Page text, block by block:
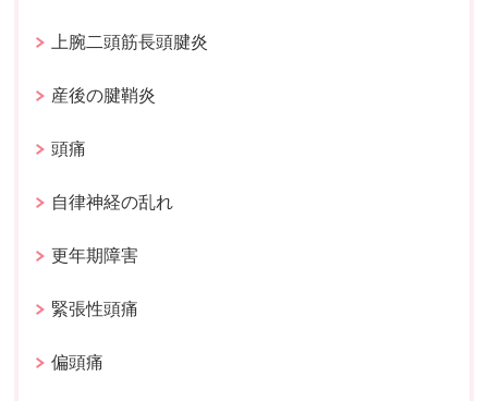
上腕二頭筋長頭腱炎
産後の腱鞘炎
頭痛
自律神経の乱れ
更年期障害
緊張性頭痛
偏頭痛